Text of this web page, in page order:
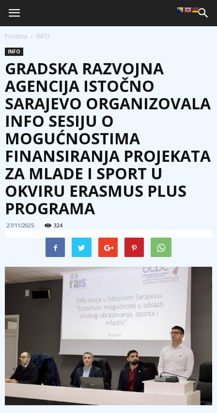
Početna INFO
INFO
GRADSKA RAZVOJNA
AGENCIJA ISTOČNO
SARAJEVO ORGANIZOVALA
INFO SESIJU O
MOGUĆNOSTIMA
FINANSIRANJA PROJEKATA
ZA MLADE I SPORT U
OKVIRU ERASMUS PLUS
PROGRAMA
27/11/2025 324